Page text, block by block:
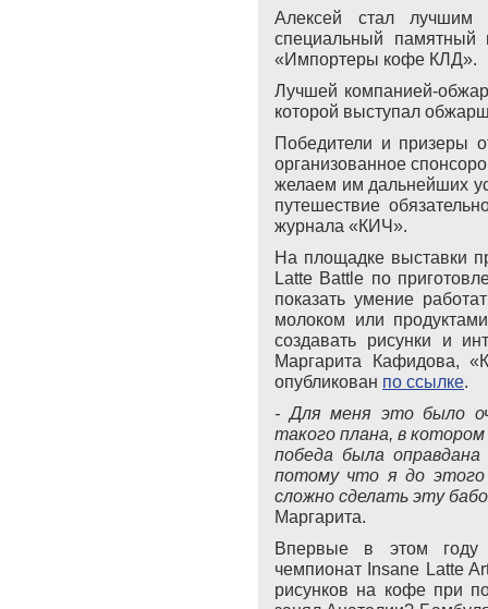
Алексей стал лучшим
специальный памятный
«Импортеры кофе КЛД».
Лучшей компанией-
которой выступал
Победители и призеры
организованное
желаем им дальнейших
путешествие
журнала «КИЧ».
На площадке выставки
Latte Battle по
показать умение
молоком или
создавать рисунки и
Маргарита Кафидова,
опубликован по ссылке.
- Для меня это было
такого плана, в
победа была
потому что я до
сложно сделать эту
Маргарита.
Впервые в этом
чемпионат Insane Latte
рисунков на кофе при